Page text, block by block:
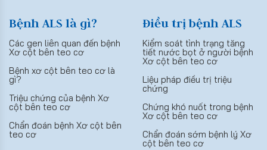
Bệnh ALS là gì?
Các gen liên quan đến bệnh
Xơ cột bên teo cơ
Bệnh xơ cột bên teo cơ là
gì?
Triệu chứng của bệnh Xơ
cột bên teo cơ
Chẩn đoán bệnh Xơ cột bên
teo cơ
Điều trị bệnh ALS
Kiểm soát tình trạng tăng
tiết nước bọt ở người bệnh
Xơ cột bên teo cơ
Liệu pháp điều trị triệu
chứng
Chứng khó nuốt trong bệnh
Xơ cột bên teo cơ
Chẩn đoán sớm bệnh lý Xơ
cột bên teo cơ